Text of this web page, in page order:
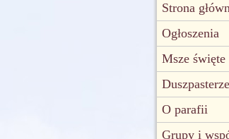
Strona
Ogłoszenia
Msze święte
Duszpasterze
O parafii
Grupy i